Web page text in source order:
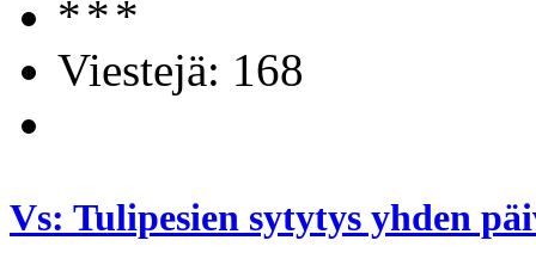
Viestejä: 168
Vs: Tulipesien sytytys yhden